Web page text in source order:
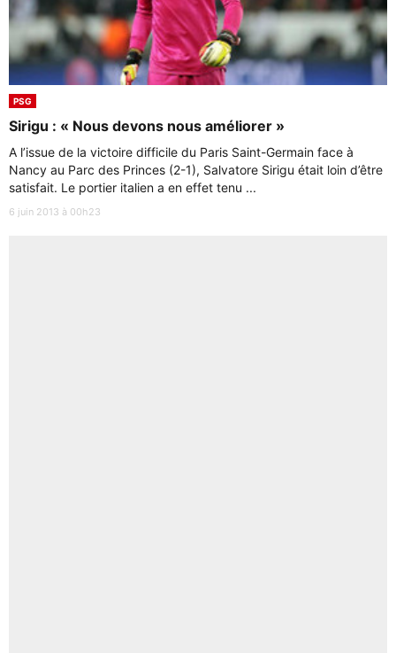
PSG
Sirigu : « Nous devons nous améliorer »
A l’issue de la victoire difficile du Paris Saint-Germain face à
Nancy au Parc des Princes (2-1), Salvatore Sirigu était loin d’être
satisfait. Le portier italien a en effet tenu ...
6 juin 2013 à 00h23